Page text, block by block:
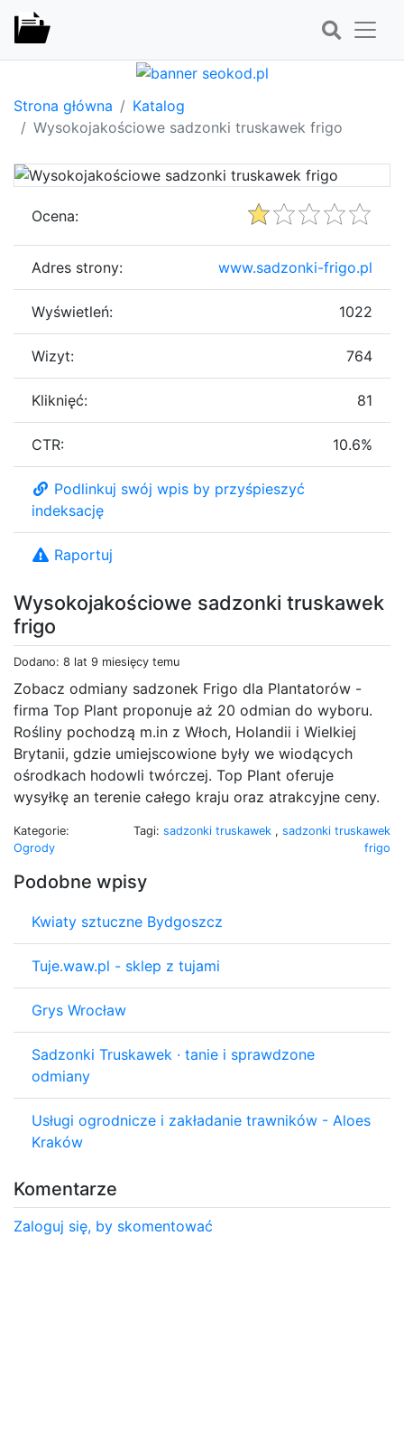
Strona główna
Katalog
Wysokojakościowe sadzonki truskawek frigo
Wysokojakościowe sadzonki truskawek
frigo
Dodano: 8 lat 9 miesięcy temu
Zobacz odmiany sadzonek Frigo dla Plantatorów -
firma Top Plant proponuje aż 20 odmian do wyboru.
Rośliny pochodzą m.in z Włoch, Holandii i Wielkiej
Brytanii, gdzie umiejscowione były we wiodących
ośrodkach hodowli twórczej. Top Plant oferuje
wysyłkę an terenie całego kraju oraz atrakcyjne ceny.
Kategorie:
Ogrody
Tagi: sadzonki truskawek , sadzonki truskawek
frigo
Podobne wpisy
Kwiaty sztuczne Bydgoszcz
Tuje.waw.pl - sklep z tujami
Grys Wrocław
Sadzonki Truskawek · tanie i sprawdzone
odmiany
Usługi ogrodnicze i zakładanie trawników - Aloes
Kraków
Komentarze
Zaloguj się, by skomentować
Ocena:
Adres strony: www.sadzonki-frigo.pl
Wyświetleń: 1022
Wizyt: 764
Kliknięć: 81
CTR: 10.6%
Podlinkuj swój wpis by przyśpieszyć
indeksację
Raportuj